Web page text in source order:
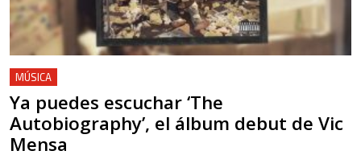
MÚSICA
Ya puedes escuchar ‘The
Autobiography’, el álbum debut de Vic
Mensa